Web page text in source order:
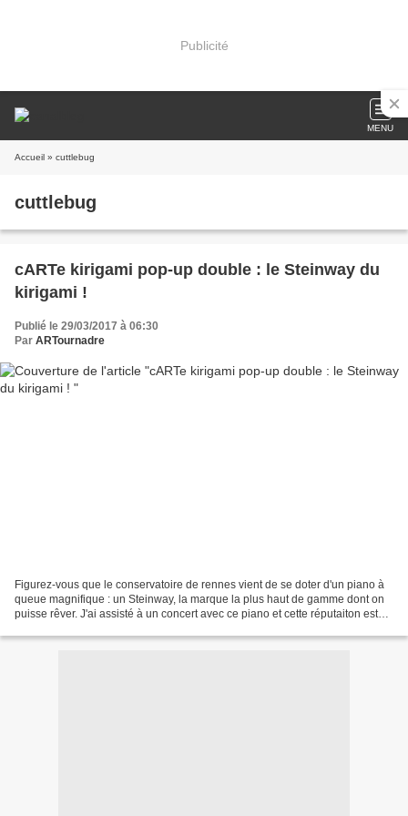
Publicité
MENU
Accueil » cuttlebug
cuttlebug
cARTe kirigami pop-up double : le Steinway du
kirigami !
Publié le 29/03/2017 à 06:30
Par ARTournadre
Figurez-vous que le conservatoire de rennes vient de se doter d'un piano à
queue magnifique : un Steinway, la marque la plus haut de gamme dont on
puisse rêver. J'ai assisté à un concert avec ce piano et cette réputaiton est